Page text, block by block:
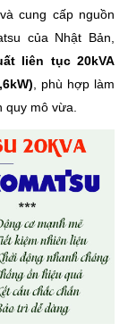
cung cấp nguồn
của Nhật Bản,
liên tục 20kVA
, phù hợp làm
quy mô vừa.